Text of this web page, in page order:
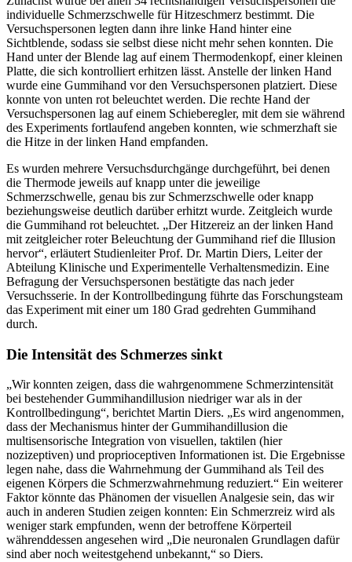
individuelle Schmerzschwelle für Hitzeschmerz bestimmt. Die
Versuchspersonen legten dann ihre linke Hand hinter eine
Sichtblende, sodass sie selbst diese nicht mehr sehen konnten. Die
Hand unter der Blende lag auf einem Thermodenkopf, einer kleinen
Platte, die sich kontrolliert erhitzen lässt. Anstelle der linken Hand
wurde eine Gummihand vor den Versuchspersonen platziert. Diese
konnte von unten rot beleuchtet werden. Die rechte Hand der
Versuchspersonen lag auf einem Schieberegler, mit dem sie während
des Experiments fortlaufend angeben konnten, wie schmerzhaft sie
die Hitze in der linken Hand empfanden.
Es wurden mehrere Versuchsdurchgänge durchgeführt, bei denen
die Thermode jeweils auf knapp unter die jeweilige
Schmerzschwelle, genau bis zur Schmerzschwelle oder knapp
beziehungsweise deutlich darüber erhitzt wurde. Zeitgleich wurde
die Gummihand rot beleuchtet. „Der Hitzereiz an der linken Hand
mit zeitgleicher roter Beleuchtung der Gummihand rief die Illusion
hervor“, erläutert Studienleiter Prof. Dr. Martin Diers, Leiter der
Abteilung Klinische und Experimentelle Verhaltensmedizin. Eine
Befragung der Versuchspersonen bestätigte das nach jeder
Versuchsserie. In der Kontrollbedingung führte das Forschungsteam
das Experiment mit einer um 180 Grad gedrehten Gummihand
durch.
Die Intensität des Schmerzes sinkt
„Wir konnten zeigen, dass die wahrgenommene Schmerzintensität
bei bestehender Gummihandillusion niedriger war als in der
Kontrollbedingung“, berichtet Martin Diers. „Es wird angenommen,
dass der Mechanismus hinter der Gummihandillusion die
multisensorische Integration von visuellen, taktilen (hier
nozizeptiven) und proprioceptiven Informationen ist. Die Ergebnisse
legen nahe, dass die Wahrnehmung der Gummihand als Teil des
eigenen Körpers die Schmerzwahrnehmung reduziert.“ Ein weiterer
Faktor könnte das Phänomen der visuellen Analgesie sein, das wir
auch in anderen Studien zeigen konnten: Ein Schmerzreiz wird als
weniger stark empfunden, wenn der betroffene Körperteil
währenddessen angesehen wird „Die neuronalen Grundlagen dafür
sind aber noch weitestgehend unbekannt,“ so Diers.